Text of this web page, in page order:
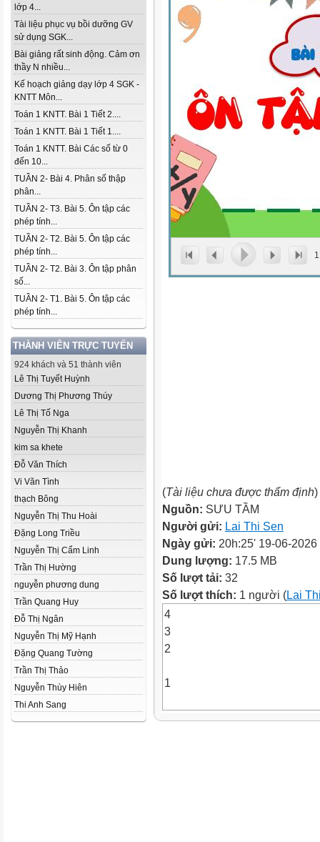
lớp 4...
Tài liệu phục vụ bồi dưỡng GV
sử dụng SGK...
Bài giảng rất sinh động. Cảm ơn
thầy N nhiều...
Kế hoạch giảng dạy lớp 4 SGK -
KNTT Môn...
Toán 1 KNTT. Bài 1 Tiết 2....
Toán 1 KNTT. Bài 1 Tiết 1....
Toán 1 KNTT. Bài Các số từ 0
đến 10...
TUẦN 2- Bài 4. Phân số thập
phân...
TUẦN 2- T3. Bài 5. Ôn tập các
phép tính...
TUẦN 2- T2. Bài 5. Ôn tập các
phép tính...
TUẦN 2- T2. Bài 3. Ôn tập phân
số...
TUẦN 2- T1. Bài 5. Ôn tập các
phép tính...
THÀNH VIÊN TRỰC TUYẾN
924 khách và 51 thành viên
Lê Thị Tuyết Huỳnh
Dương Thị Phương Thúy
Lê Thị Tố Nga
Nguyễn Thị Khanh
kim sa khete
Đỗ Văn Thích
Vi Văn Tình
thạch Bông
Nguyễn Thị Thu Hoài
Đặng Long Triều
Nguyễn Thị Cẩm Linh
Trần Thị Hường
nguyễn phương dung
Trần Quang Huy
Đỗ Thị Ngân
Nguyễn Thị Mỹ Hạnh
Đặng Quang Tường
Trần Thị Thảo
Nguyễn Thùy Hiên
Thi Anh Sang
1
(Tài liệu chưa được thẩm định)
Nguồn: SƯU TẦM
Người gửi: Lai Thi Sen
Ngày gửi: 20h:25' 19-06-2026
Dung lượng: 17.5 MB
Số lượt tải: 32
Số lượt thích: 1 người (Lai
4
3
2
1